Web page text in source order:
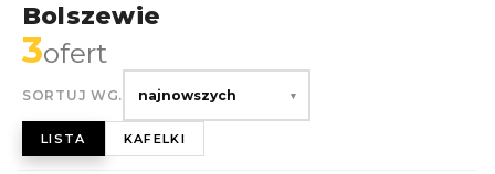
Bolszewie
3ofert
SORTUJ WG. najnowszych ▾
LISTA KAFELKI